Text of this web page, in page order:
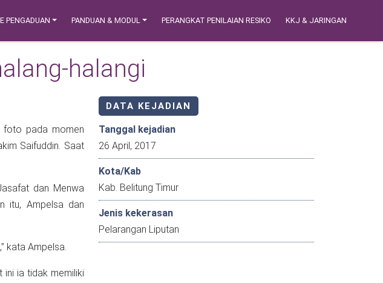
PENGADUAN PANDUAN & MODUL PERANGKAT PENILAIAN RESIKO KKJ & JARINGAN
halangi
foto pada momen
Saifuddin. Saat
dan Menwa
itu, Ampelsa dan
kata Ampelsa.
ini ia tidak memiliki
DATA KEJADIAN
Tanggal kejadian
26 April, 2017
Kota/Kab
Kab. Belitung Timur
Jenis kekerasan
Pelarangan Liputan